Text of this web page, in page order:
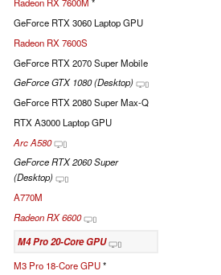
Radeon RX 7600M *
GeForce RTX 3060 Laptop GPU
Radeon RX 7600S
GeForce RTX 2070 Super Mobile
GeForce GTX 1080 (Desktop)
GeForce RTX 2080 Super Max-Q
RTX A3000 Laptop GPU
Arc A580
GeForce RTX 2060 Super
(Desktop)
A770M
Radeon RX 6600
M4 Pro 20-Core GPU
M3 Pro 18-Core GPU*